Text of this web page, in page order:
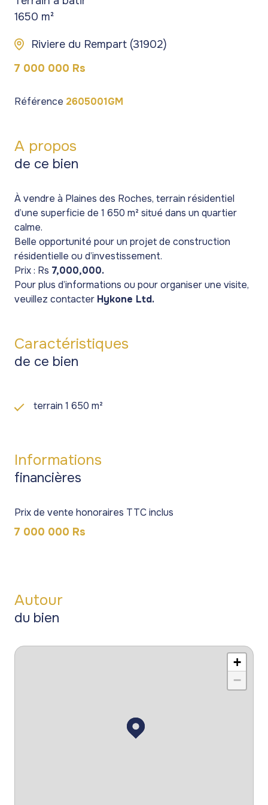
1650 m²
Riviere du Rempart (31902)
7 000 000 Rs
Référence 2605001GM
A propos
de ce bien
À vendre à Plaines des Roches, terrain résidentiel
d’une superficie de 1 650 m² situé dans un quartier
calme.
Belle opportunité pour un projet de construction
résidentielle ou d’investissement.
Prix : Rs 7,000,000.
Pour plus d’informations ou pour organiser une visite,
veuillez contacter Hykone Ltd.
Caractéristiques
de ce bien
terrain 1 650 m²
Informations
financières
Prix de vente honoraires TTC inclus
7 000 000 Rs
Autour
du bien
+
−